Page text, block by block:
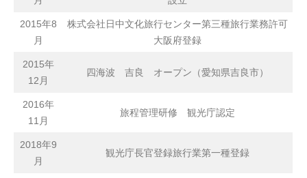
2015年8
月
株式会社日中文化旅行センター第三種旅行業務許可
大阪府登録
2015年
12月
四海波 吉良 オープン（愛知県吉良市）
2016年
11月
旅程管理研修 観光庁認定
2018年9
月
観光庁長官登録旅行業第一種登録